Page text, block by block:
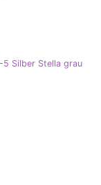
5 Silber Stella grau